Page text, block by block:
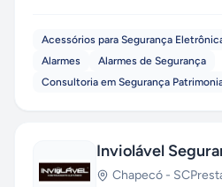
Acessórios para Segurança
Alarmes
Alarmes de Segurança
Consultoria em Segurança
Inviolável
Chapecó - SC